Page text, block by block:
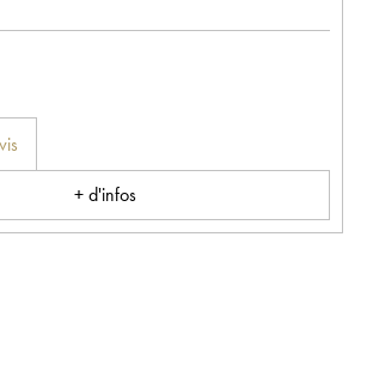
+ d'infos